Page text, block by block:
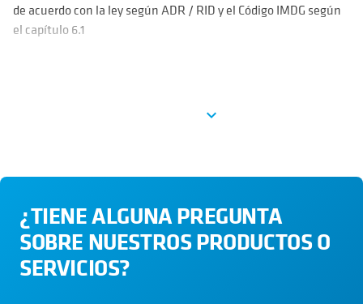
de acuerdo con la ley según ADR / RID y el Código IMDG según
el capítulo 6.1
expand_more
¿TIENE ALGUNA PREGUNTA
SOBRE NUESTROS PRODUCTOS O
SERVICIOS?